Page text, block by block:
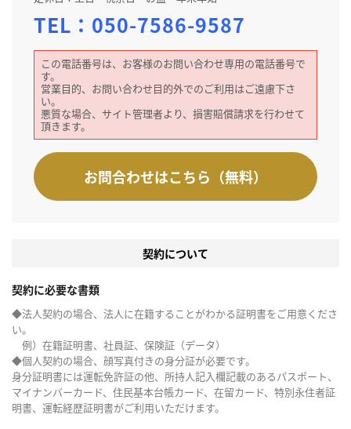
TEL： 050-7586-9587
この電話番号は、お客様のお問い合わせ専用の電話番号で
す。
営業目的、お問い合わせ目的外でのご利用はご遠慮下さ
い。
悪質な場合、サイト管理者より、損害賠償請求を行わせて
頂きます。
お問合わせはこちら（無料）
契約について
契約に必要な書類
◆法人契約の場合、法人に在籍することがわかる証明書をご用意くださ
い。
例）在籍証明書、社員証、保険証（データ）
◆個人契約の場合、顔写真付きの身分証が必要です。
身分証明書には運転免許証の他、所持人記入欄記載のあるパスポート、
マイナンバーカード、住民基本台帳カード、在留カード、特別永住者証
明書、運転経歴証明書がご利用いただけます。